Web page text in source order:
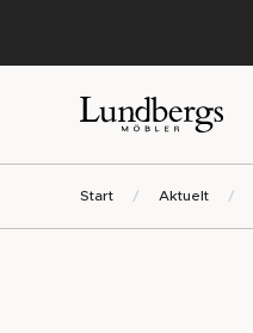
Start Aktuelt